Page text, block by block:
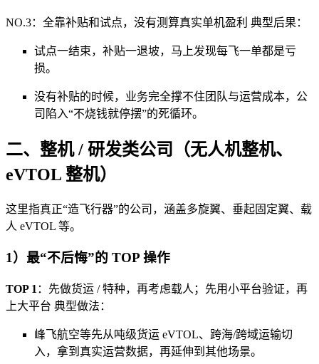
NO.3：全靠补贴和试点，没有测算真实单机盈利 典型后果：
试点一结束，补贴一退坡，马上发现每飞一单都是亏
损。
没有补贴的时候，业务完全撑不住团队与运营成本，公
司陷入“不烧钱就停摆”的死循环。
二、整机 / 研发类公司（无人机整机、
eVTOL 整机）
这里指真正“造飞行器”的公司，涵盖多旋翼、垂起固定翼、载
人 eVTOL 等。
1）最“不后悔”的 TOP 操作
TOP 1 ：先做货运 / 特种，再考虑载人；先用小平台验证，再
上大平台 典型做法：
峰飞航空等先从吨级货运 eVTOL、跨海/跨域运输切
入，拿到真实运营数据，再延伸到其他场景。